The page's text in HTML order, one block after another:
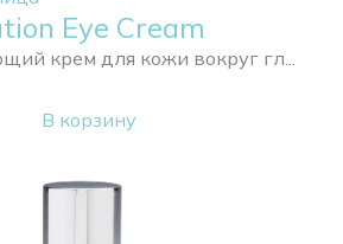
Eye Cream
крем для кожи вокруг гл...
В корзину